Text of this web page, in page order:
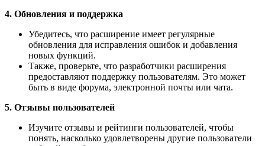
4. Обновления и поддержка
Убедитесь, что расширение имеет регулярные
обновления для исправления ошибок и добавления
новых функций.
Также, проверьте, что разработчики расширения
предоставляют поддержку пользователям. Это может
быть в виде форума, электронной почты или чата.
5. Отзывы пользователей
Изучите отзывы и рейтинги пользователей, чтобы
понять, насколько удовлетворены другие пользователи